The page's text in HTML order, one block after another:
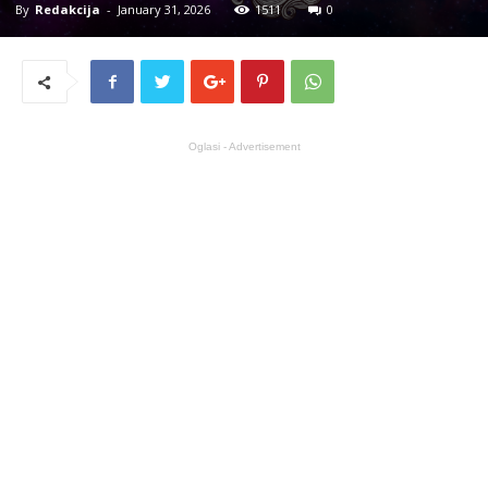
By Redakcija - January 31, 2026 1511 0
Oglasi - Advertisement